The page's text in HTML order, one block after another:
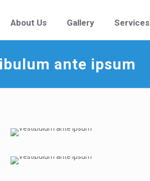
About Us Gallery Services
ante ipsum